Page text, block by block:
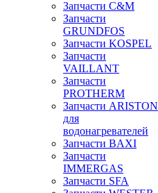
Запчасти C&M
Запчасти
GRUNDFOS
Запчасти KOSPEL
Запчасти
VAILLANT
Запчасти
PROTHERM
Запчасти ARISTON
для
водонагревателей
Запчасти BAXI
Запчасти
IMMERGAS
Запчасти SFA